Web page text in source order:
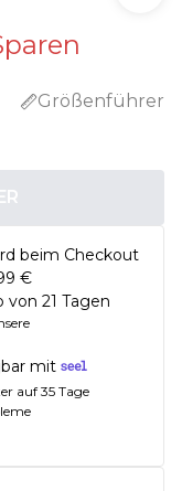
Größenführer
beim Checkout
€
21 Tagen
mit
auf 35 Tage